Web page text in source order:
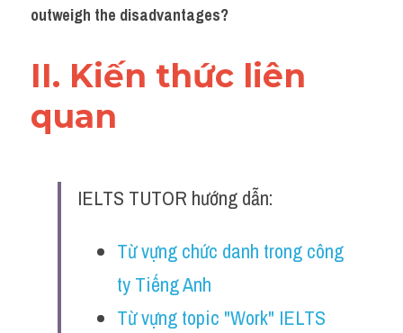
Task 1
Ngân hàng đề thi máy
Đề thi thật Task 2
outweigh the disadvantages?
II. Kiến thức liên
quan
IELTS TUTOR hướng dẫn:
Từ vựng chức danh trong công
ty Tiếng Anh
Từ vựng topic "Work" IELTS